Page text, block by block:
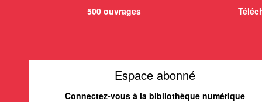
500 ouvrages
Espace abonné
Connectez-vous à la bibliothèque numérique